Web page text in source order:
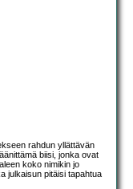
rahdun yllättävän
äänittämä biisi, jonka ovat
koko nimikin jo
julkaisun pitäisi tapahtua